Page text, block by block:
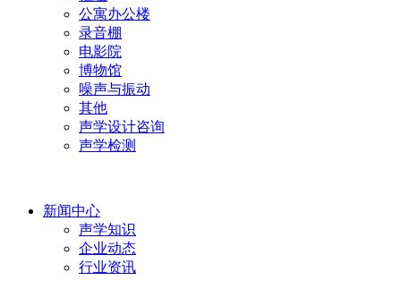
公寓办公楼
录音棚
电影院
博物馆
噪声与振动
其他
声学设计咨询
声学检测
新闻中心
声学知识
企业动态
行业资讯